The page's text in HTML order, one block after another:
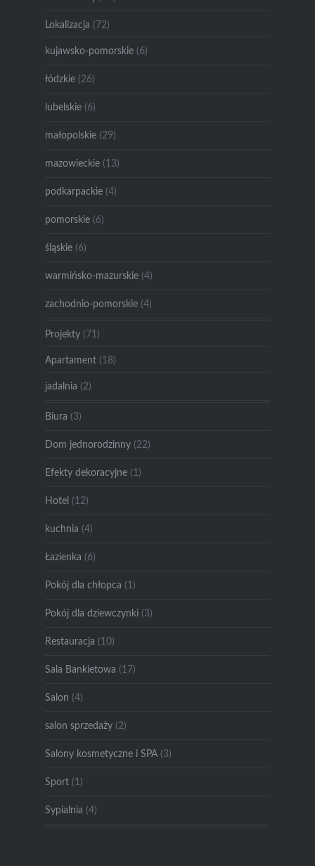
Lokalizacja (72)
kujawsko-pomorskie(6)
łódzkie(26)
lubelskie(6)
małopolskie(29)
mazowieckie(13)
podkarpackie(4)
pomorskie(6)
śląskie(6)
warmińsko-mazurskie(4)
zachodnio-pomorskie(4)
Projekty(71)
Apartament(18)
jadalnia (2)
Biura (3)
Dom jednorodzinny(22)
Efekty dekoracyjne(1)
Hotel (12)
kuchnia (4)
Łazienka (6)
Pokój dla chłopca (1)
Pokój dla dziewczynki(3)
Restauracja (10)
Sala Bankietowa (17)
Salon (4)
salon sprzedaży(2)
Salony kosmetyczne i SPA(3)
Sport(1)
Sypialnia (4)